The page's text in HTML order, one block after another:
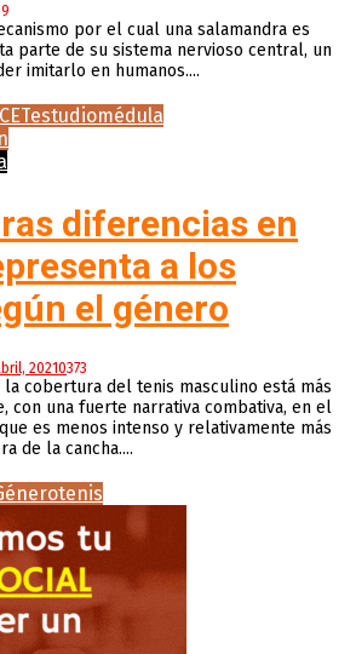
por el cual una salamandra es
parte de su sistema nervioso central, un
imitarlo en humanos....
estudiomédula
diferencias en
a los
el género
20210373
cobertura del tenis masculino está más
con una fuerte narrativa combativa, en el
es menos intenso y relativamente más
de la cancha....
tenis